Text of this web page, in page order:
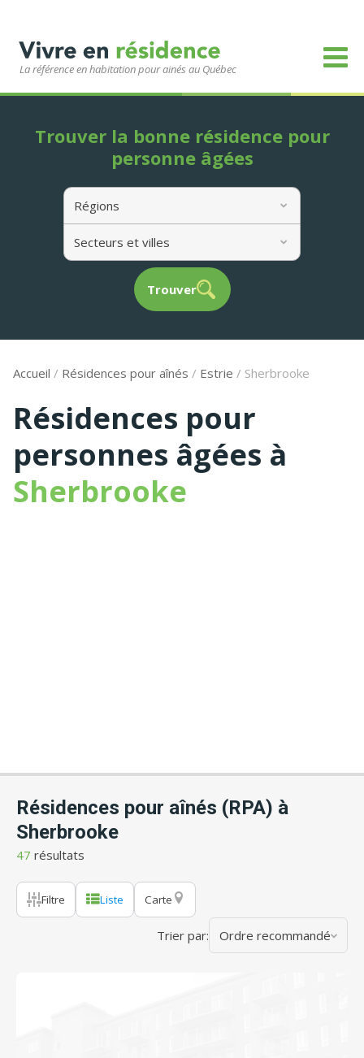
La référence en habitation pour ainés au Québec
Régions
Secteurs et villes
Trouver
Trouver la bonne résidence pour
personne âgées
Accueil / Résidences pour aînés / Estrie / Sherbrooke
Résidences pour
personnes âgées à
Sherbrooke
Résidences pour aînés (RPA) à
Sherbrooke
47 résultats
Filtre Liste Carte
Trier par: Ordre recommandé